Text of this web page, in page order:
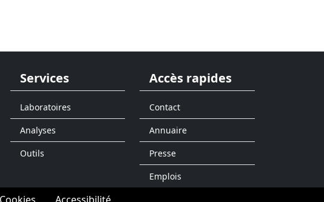
Services
Laboratoires
Analyses
Outils
Accès rapides
Contact
Annuaire
Presse
Emplois